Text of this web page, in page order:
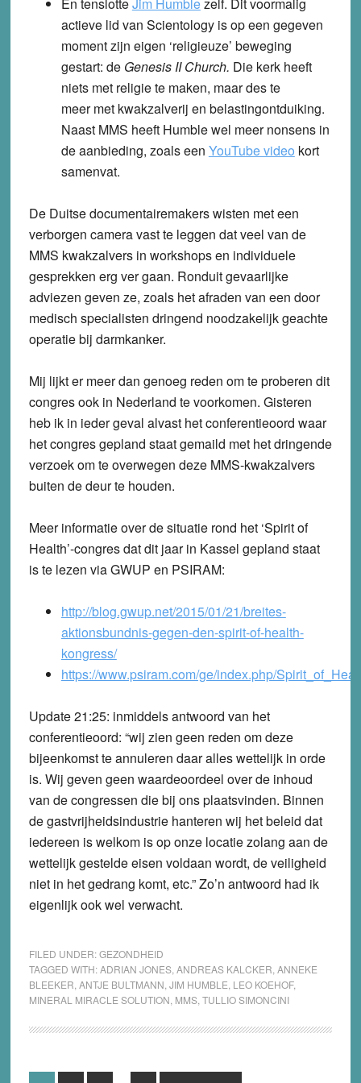
actieve lid van Scientology is op een gegeven
moment zijn eigen ‘religieuze’ beweging
gestart: de Genesis II Church. Die kerk heeft
niets met religie te maken, maar des te
meer met kwakzalverij en belastingontduiking.
Naast MMS heeft Humble wel meer nonsens in
de aanbieding, zoals een YouTube video kort
samenvat.
De Duitse documentairemakers wisten met een
verborgen camera vast te leggen dat veel van de
MMS kwakzalvers in workshops en individuele
gesprekken erg ver gaan. Ronduit gevaarlijke
adviezen geven ze, zoals het afraden van een door
medisch specialisten dringend noodzakelijk geachte
operatie bij darmkanker.
Mij lijkt er meer dan genoeg reden om te proberen dit
congres ook in Nederland te voorkomen. Gisteren
heb ik in ieder geval alvast het conferentieoord waar
het congres gepland staat gemaild met het dringende
verzoek om te overwegen deze MMS-kwakzalvers
buiten de deur te houden.
Meer informatie over de situatie rond het ‘Spirit of
Health’-congres dat dit jaar in Kassel gepland staat
is te lezen via GWUP en PSIRAM:
http://blog.gwup.net/2015/01/21/breites-
aktionsbundnis-gegen-den-spirit-of-health-
kongress/
https://www.psiram.com/ge/index.php/
Update 21:25: inmiddels antwoord van het
conferentieoord: “wij zien geen reden om deze
bijeenkomst te annuleren daar alles wettelijk in orde
is. Wij geven geen waardeoordeel over de inhoud
van de congressen die bij ons plaatsvinden. Binnen
de gastvrijheidsindustrie hanteren wij het beleid dat
iedereen is welkom is op onze locatie zolang aan de
wettelijk gestelde eisen voldaan wordt, de veiligheid
niet in het gedrang komt, etc.” Zo’n antwoord had ik
eigenlijk ook wel verwacht.
FILED UNDER:GEZONDHEID
TAGGED WITH:ADRIAN JONES, ANDREAS KALCKER ANNEKE
BLEEKER ANTJE BULTMANN JIM HUMBLE LEO KOEHOF,
MINERAL MIRACLE SOLUTION MMS, TULLIO SIMONCINI